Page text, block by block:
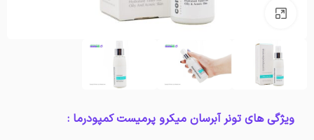
ویژگی های تونر آبرسان میکرو پرمیست کمپودرما :